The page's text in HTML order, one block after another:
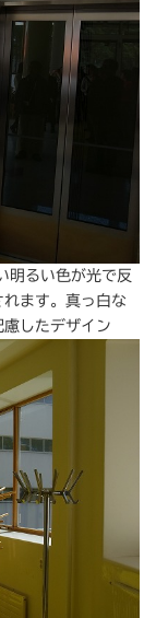
明るい色が光で反
ます。真っ白な
したデザイン